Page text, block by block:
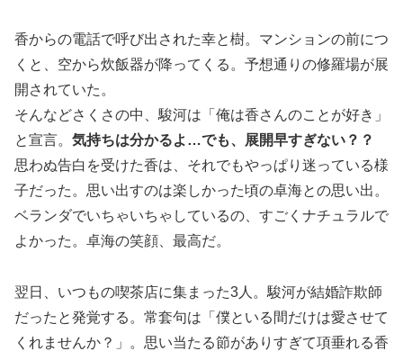
香からの電話で呼び出された幸と樹。マンションの前につ
くと、空から炊飯器が降ってくる。予想通りの修羅場が展
開されていた。
そんなどさくさの中、駿河は「俺は香さんのことが好き」
と宣言。 気持ちは分かるよ…でも、展開早すぎない？？
思わぬ告白を受けた香は、それでもやっぱり迷っている様
子だった。思い出すのは楽しかった頃の卓海との思い出。
ベランダでいちゃいちゃしているの、すごくナチュラルで
よかった。卓海の笑顔、最高だ。
翌日、いつもの喫茶店に集まった3人。駿河が結婚詐欺師
だったと発覚する。常套句は「僕といる間だけは愛させて
くれませんか？」。思い当たる節がありすぎて項垂れる香